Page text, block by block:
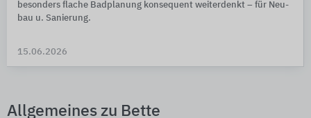
be­son­ders flache Bad­pla­nung kon­sequent weiter­denkt – für Neu­
bau u. Sanie­rung.
15.06.2026
Allgemeines zu Bette